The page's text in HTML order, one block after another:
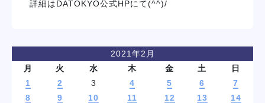
詳細はDATOKYO公式HPにて(^^)/
2021年2月
月
火 水 木 金 土 日
1 2 3 4 5 6
7
8
9 10 11 12 13
14